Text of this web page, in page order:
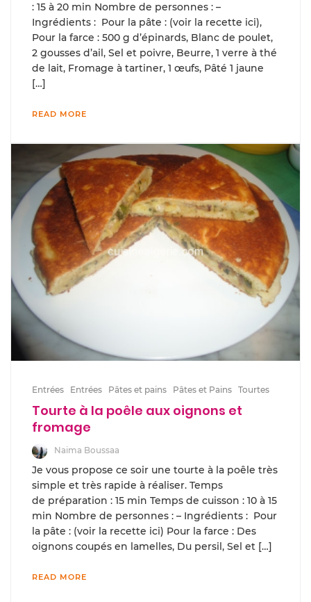
: 15 à 20 min Nombre de personnes : –
Ingrédients : Pour la pâte : (voir la recette ici),
Pour la farce : 500 g d’épinards, Blanc de poulet,
2 gousses d’ail, Sel et poivre, Beurre, 1 verre à thé
de lait, Fromage à tartiner, 1 œufs, Pâté 1 jaune
[…]
READ MORE
Entrées Entrées Pâtes et pains Pâtes et Pains Tourtes
Tourte à la poêle aux oignons et
fromage
Naima Boussaa
Je vous propose ce soir une tourte à la poêle très
simple et très rapide à réaliser. Temps
de préparation : 15 min Temps de cuisson : 10 à 15
min Nombre de personnes : – Ingrédients : Pour
la pâte : (voir la recette ici) Pour la farce : Des
oignons coupés en lamelles, Du persil, Sel et […]
READ MORE